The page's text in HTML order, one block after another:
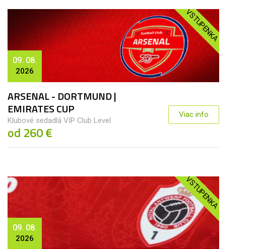
VSTUPENKA
09. 08.
2026
ARSENAL - DORTMUND |
EMIRATES CUP
Klubové sedadlá VIP Club Level
od 260 €
Viac info
VSTUPENKA
09. 08.
2026